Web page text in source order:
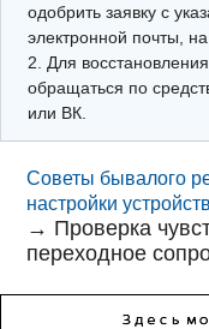
Телеграм
одобрить заявку с
электронной почты,
2. Для
обращаться по
или ВК.
Советы бывалого
настройки
→ Проверка
переходное